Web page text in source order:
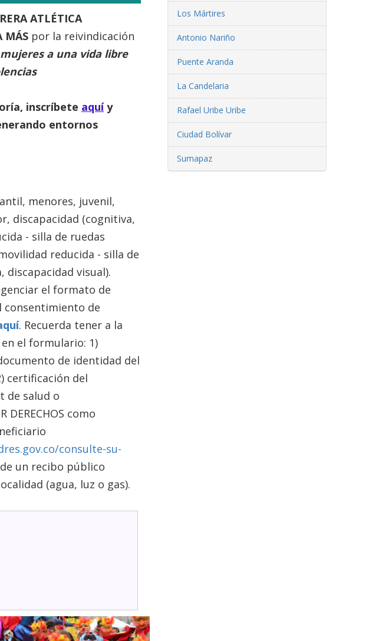
ATLÉTICA
MÁS por la reivindicación
a una vida libre
inscríbete aquíy
entornos
menores, juvenil,
discapacidad (cognitiva,
- silla de ruedas
reducida - silla de
discapacidad visual).
el formato de
consentimiento de
. Recuerda tener a la
el formulario: 1)
de identidad del
certificación del
de salud o
DERECHOS como
consulte-su-
un recibo público
(agua, luz o gas).
Los Mártires
Antonio Nariño
Puente Aranda
La Candelaria
Rafael Uribe Uribe
Ciudad Bolívar
Sumapaz